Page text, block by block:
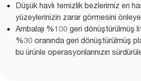
Düşük havlı temizlik bezlerimiz en
yüzeylerinizin zarar görmesini
Ambalajı %100 geri dönüştürülmüş
%30 oranında geri dönüştürülmüş
bu ürünle operasyonlarınızın